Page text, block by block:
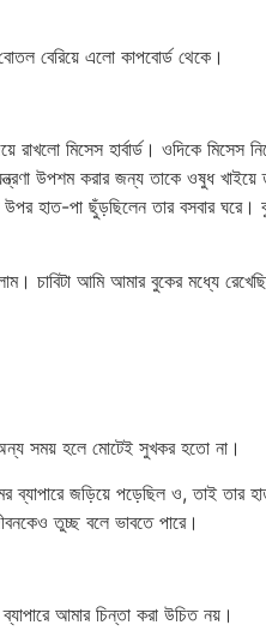
বেরিয়ে এলো কাপবোর্ড থেকে।
মিসেস হার্বার্ড। ওদিকে মিসেস
উপশম করার জন্য তাকে ওষুধ খাইয়ে
হাত-পা ছুঁড়ছিলেন তার বসবার
আমি আমার বুকের মধ্যে
সময় হলে মোটেই সুখকর হতো না।
জড়িয়ে পড়েছিল ও, তাই তার
তুচ্ছ বলে ভাবতে পারে।
আমার চিন্তা করা উচিত নয়।